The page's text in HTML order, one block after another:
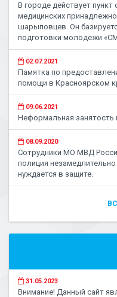
В городе действует
медицинских
шарыповцев. Он
подготовки молодежи
02.07.2021
Памятка по
помощи в Красноярском
09.06.2021
Неформальная занятость
08.09.2020
Сотрудники МО МВД
полиция
нуждается в защите.
31.05.2023
Внимание! Данный сайт